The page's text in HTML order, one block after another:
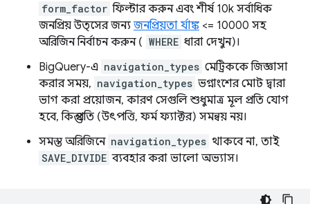
form_factor ফিল্টার করুন এবং শীর্ষ 10k সর্বাধিক
জনপ্রিয় উত্সের জন্য জনপ্রিয়তা র্যাঙ্ক <= 10000 সহ
অরিজিন নির্বাচন করুন ( WHERE ধারা দেখুন)।
BigQuery-এ navigation_types মেট্রিককে জিজ্ঞাসা
করার সময়, navigation_types ভগ্নাংশের মোট দ্বারা
ভাগ করা প্রয়োজন, কারণ সেগুলি শুধুমাত্র মূল প্রতি যোগ
হবে, কিন্তু প্রতি (উৎপত্তি, ফর্ম ফ্যাক্টর) সমন্বয় নয়।
সমস্ত অরিজিনে navigation_types থাকবে না, তাই
SAVE_DIVIDE ব্যবহার করা ভালো অভ্যাস।